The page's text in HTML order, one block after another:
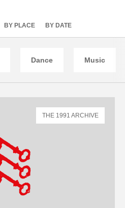
BY PLACE BY DATE
Dance Music
THE 1991 ARCHIVE